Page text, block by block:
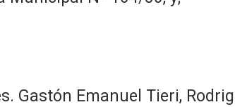
Gastón Emanuel Tieri,